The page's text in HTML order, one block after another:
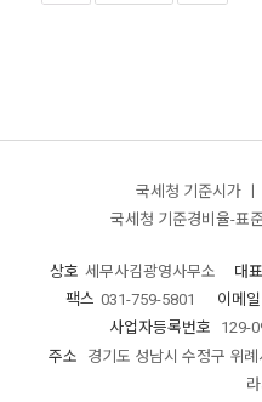
국세청 기준시가 ㅣ
국세청 기준경비율-표준
상호 세무사김광영사무소 대
팩스 031-759-5801 이메일
사업자등록번호
129-
주소
경기도 성남시 수정구 위